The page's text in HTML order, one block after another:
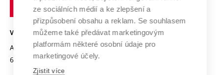
Open Science
Projekty
Projekty ze strukturálních fondů
Specifický výzkum
Mezinárodní dohody
Univerzitní sítě
Podnikavá univerzita / ContriBUTe
Bezpečná univerzita
Vyznamenání
Organizační struktura
technické
VYSOKÉ UČENÍ TECHNICKÉ V BRNĚ
Antonínská 548/1
602 00 Brno
www.vut.cz
vut@vutbr.cz
ze sociálních médií a ke zlepšení a
přizpůsobení obsahu a reklam. Se souhlasem
můžeme také předávat marketingovým
platformám některé osobní údaje pro
marketingové účely.
Zjistit více